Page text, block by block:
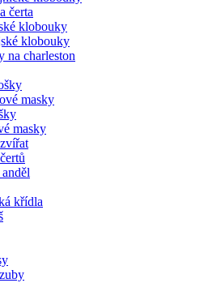
čerta
klobouky
klobouky
na charleston
masky
masky
křídla